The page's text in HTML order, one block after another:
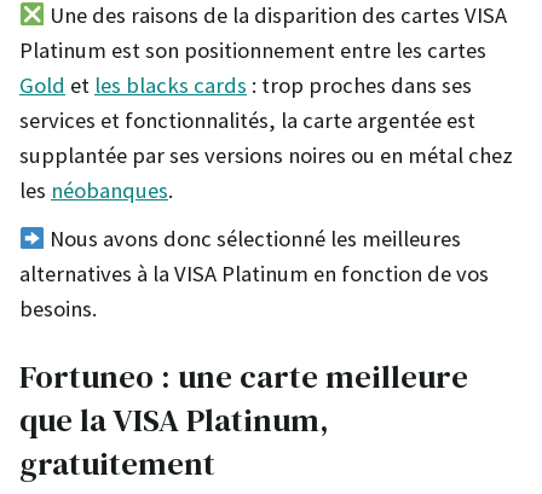
Une des raisons de la disparition des cartes VISA
Platinum est son positionnement entre les cartes
Gold et les blacks cards : trop proches dans ses
services et fonctionnalités, la carte argentée est
supplantée par ses versions noires ou en métal chez
les néobanques.
Nous avons donc sélectionné les meilleures
alternatives à la VISA Platinum en fonction de vos
besoins.
Fortuneo : une carte meilleure
que la VISA Platinum,
gratuitement